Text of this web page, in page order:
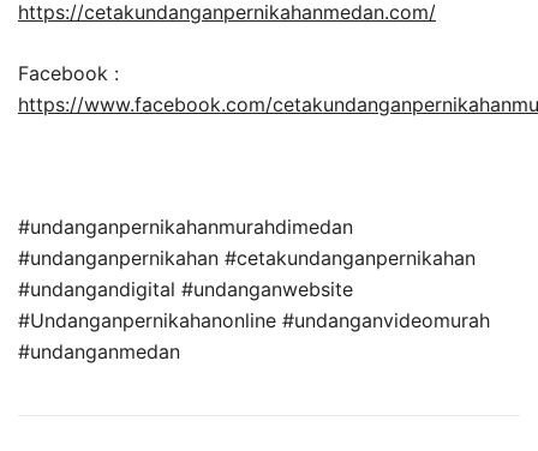
https://cetakundanganpernikahanmedan.com/
Facebook :
https://www.facebook.com/
#undanganpernikahanmurahdimedan
#undanganpernikahan #cetakundanganpernikahan
#undangandigital #undanganwebsite
#Undanganpernikahanonline #undanganvideomurah
#undanganmedan